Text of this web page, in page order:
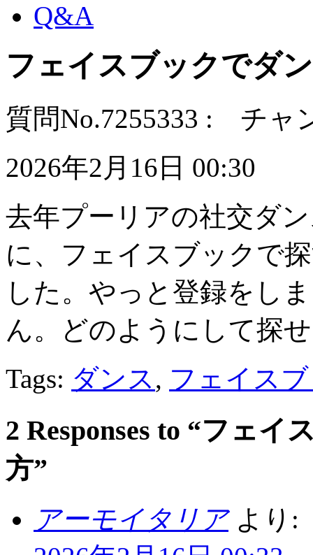
Q&A
フェイスブックでダ
質問No.7255333 : チャ
2026年2月16日 00:30
去年プーリアの社交ダ
に、フェイスブックで
した。やっと登録をし
ん。どのようにして探
Tags: ダンス, フェイス
2 Responses to “フェ
方”
アーモイタリア より: